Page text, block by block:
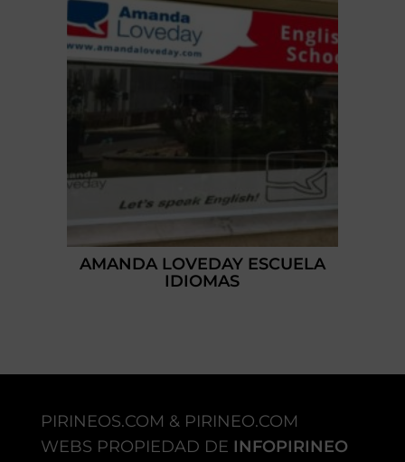
AMANDA LOVEDAY ESCUELA
IDIOMAS
PIRINEOS.COM & PIRINEO.COM
WEBS PROPIEDAD DE INFOPIRINEO